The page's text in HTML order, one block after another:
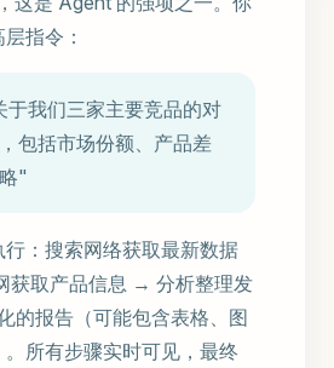
指令：
于我们三家主要竞品的对
包括市场份额、产品差
"
：搜索网络获取最新数据
获取产品信息 → 分析整理发
的报告（可能包含表格、图
所有步骤实时可见，最终